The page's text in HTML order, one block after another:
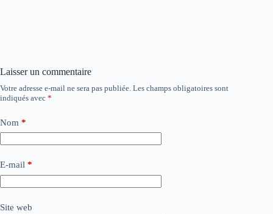
Laisser un commentaire
Votre adresse e-mail ne sera pas publiée. Les champs obligatoires sont
indiqués avec *
Nom *
E-mail *
Site web